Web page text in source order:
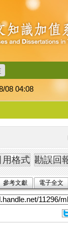
08 04:08
參考文獻 電子全文